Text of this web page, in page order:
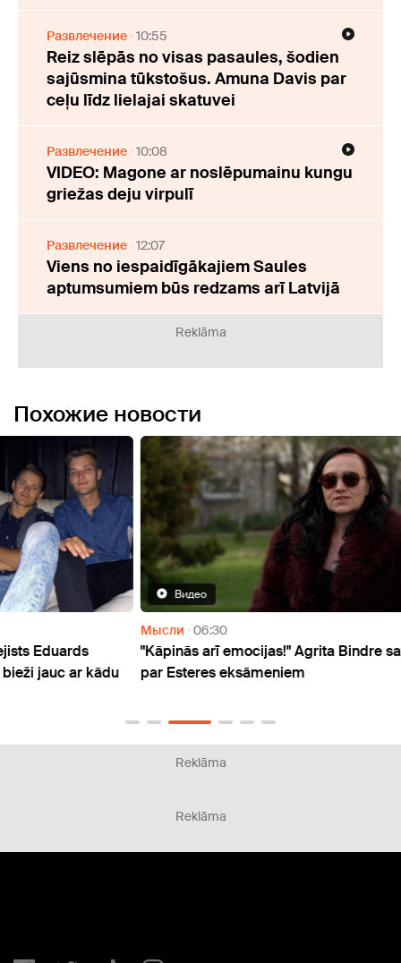
Развлечение 10:55
Reiz slēpās no visas pasaules, šodien
sajūsmina tūkstošus. Amuna Davis par
ceļu līdz lielajai skatuvei
Развлечение 10:08
VIDEO: Magone ar noslēpumainu kungu
griežas deju virpulī
Развлечение 12:07
Viens no iespaidīgākajiem Saules
aptumsumiem būs redzams arī Latvijā
Reklāma
Похожие новости
"Kāpinās arī emocijas!" Agrita Bindre satraukta
par Esteres eksāmeniem
Reklāma
Reklāma